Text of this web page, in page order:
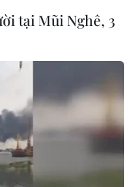
tại Mũi Nghê, 3